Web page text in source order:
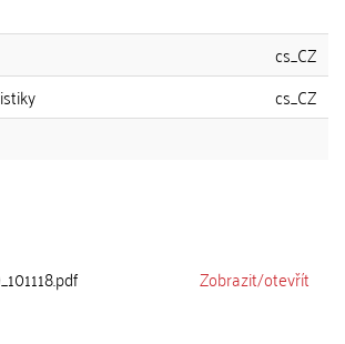
cs_CZ
cs_CZ
Zobrazit/otevřít